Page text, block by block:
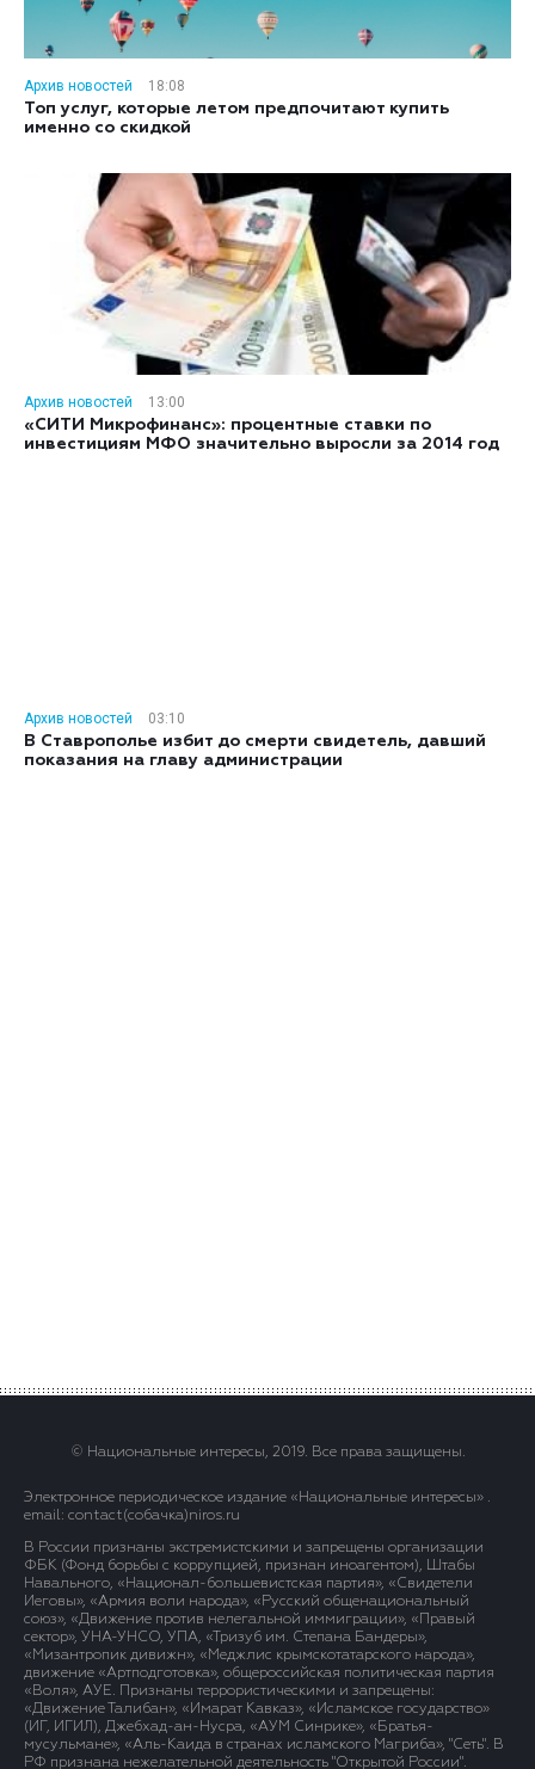
Архив новостей
18:08
Топ услуг, которые летом предпочитают купить
именно со скидкой
Архив новостей
13:00
«СИТИ Микрофинанс»: процентные ставки по
инвестициям МФО значительно выросли за 2014 год
Архив новостей
03:10
В Ставрополье избит до смерти свидетель, давший
показания на главу администрации
© Национальные интересы, 2019. Все права защищены.
Электронное периодическое издание «Национальные интересы» .
email: contact(сoбaчка)niros.ru
В России признаны экстремистскими и запрещены организации
ФБК (Фонд борьбы с коррупцией, признан иноагентом), Штабы
Навального, «Национал-большевистская партия», «Свидетели
Иеговы», «Армия воли народа», «Русский общенациональный
союз», «Движение против нелегальной иммиграции», «Правый
сектор», УНА-УНСО, УПА, «Тризуб им. Степана Бандеры»,
«Мизантропик дивижн», «Меджлис крымскотатарского народа»,
движение «Артподготовка», общероссийская политическая партия
«Воля», АУЕ. Признаны террористическими и запрещены:
«Движение Талибан», «Имарат Кавказ», «Исламское государство»
(ИГ, ИГИЛ), Джебхад-ан-Нусра, «АУМ Синрике», «Братья-
мусульмане», «Аль-Каида в странах исламского Магриба», "Сеть". В
РФ признана нежелательной деятельность "Открытой России".